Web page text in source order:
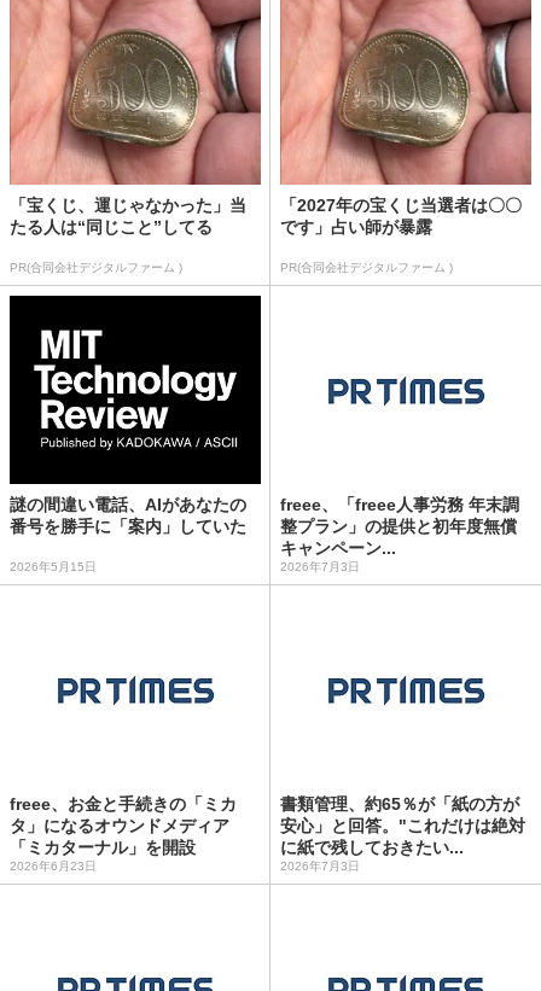
「宝くじ、運じゃなかった」当
たる人は“同じこと”してる
PR(合同会社デジタルファーム )
「2027年の宝くじ当選者は〇〇
です」占い師が暴露
PR(合同会社デジタルファーム )
謎の間違い電話、AIがあなたの
番号を勝手に「案内」していた
2026年5月15日
freee、「freee人事労務 年末調
整プラン」の提供と初年度無償
キャンペーン...
2026年7月3日
freee、お金と手続きの「ミカ
タ」になるオウンドメディア
「ミカターナル」を開設
2026年6月23日
書類管理、約65％が「紙の方が
安心」と回答。"これだけは絶対
に紙で残しておきたい...
2026年7月3日